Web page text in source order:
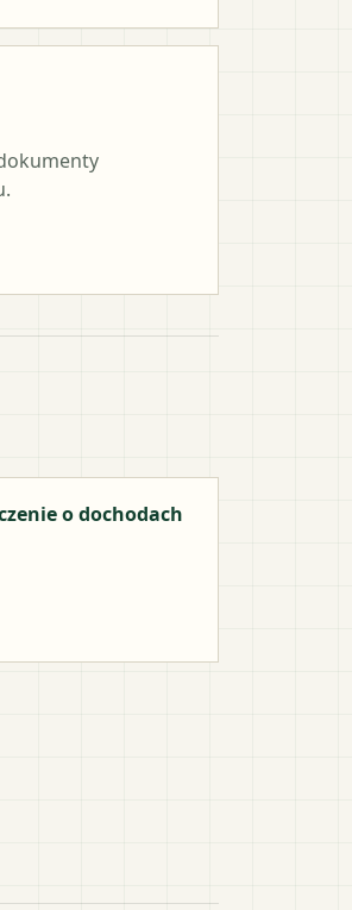
o dochodach